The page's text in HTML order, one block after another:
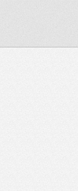
新書目錄